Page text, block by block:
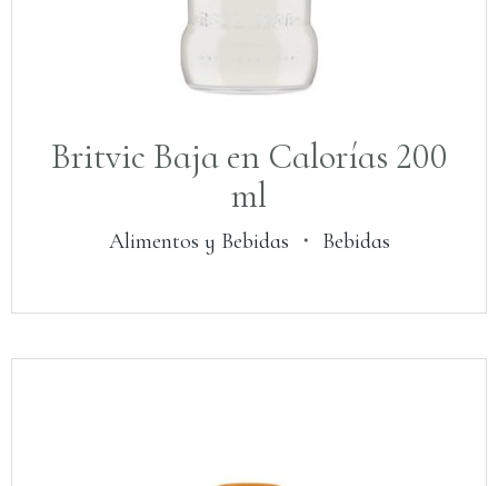
Britvic Baja en Calorías 200
ml
Alimentos y Bebidas ・ Bebidas